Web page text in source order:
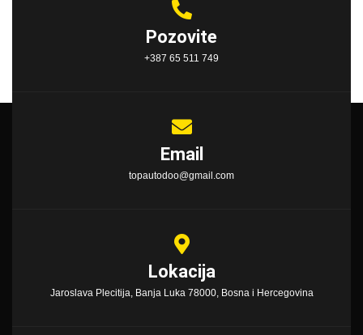
Pozovite
+387 65 511 749
Email
topautodoo@gmail.com
Lokacija
Jaroslava Plecitija, Banja Luka 78000, Bosna i Hercegovina